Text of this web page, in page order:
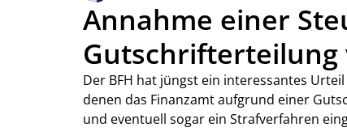
Annahme einer
Gutschrifterteilung
Der BFH hat jüngst ein interessantes
denen das Finanzamt aufgrund einer
und eventuell sogar ein Strafverfahren